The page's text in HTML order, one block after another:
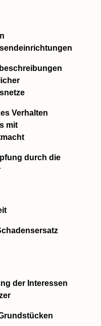
Verhalten
mit
durch die
der Interessen